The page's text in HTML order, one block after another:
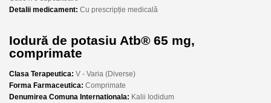
Detalii medicament: Cu prescripție medicală
Iodură de potasiu Atb® 65 mg,
comprimate
Clasa Terapeutica: V - Varia (Diverse)
Forma Farmaceutica: Comprimate
Denumirea Comuna Internationala: Kalii Iodidum